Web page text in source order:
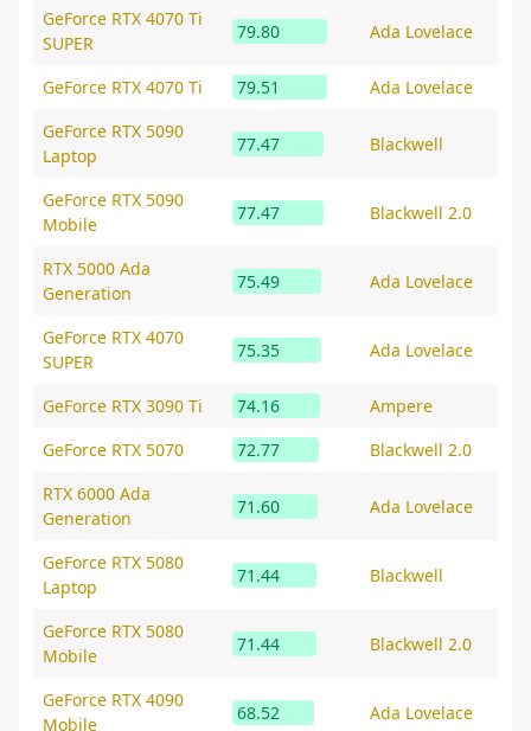
GeForce RTX 4070 Ti
SUPER
79.80 Ada Lovelace
GeForce RTX 4070 Ti 79.51
Ada Lovelace
GeForce RTX 5090
Laptop
77.47 Blackwell
GeForce RTX 5090
Mobile
77.47 Blackwell 2.0
RTX 5000 Ada
Generation
75.49 Ada Lovelace
GeForce RTX 4070
SUPER
75.35 Ada Lovelace
GeForce RTX 3090 Ti 74.16
Ampere
GeForce RTX 5070
72.77
Blackwell 2.0
RTX 6000 Ada
Generation
71.60 Ada Lovelace
GeForce RTX 5080
Laptop
71.44 Blackwell
GeForce RTX 5080
Mobile
71.44 Blackwell 2.0
GeForce RTX 4090
Mobile
68.52 Ada Lovelace